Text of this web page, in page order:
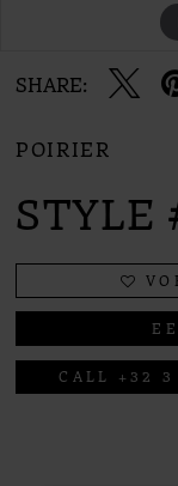
SHARE:
POIRIER
STYLE
CALL +32